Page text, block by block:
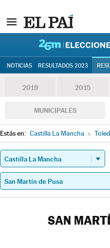
NOTICIAS RESULTADOS 2023
2019 2015
MUNICIPALES
Estás en: Castilla La Mancha »
SAN